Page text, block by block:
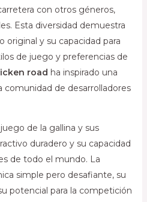
con otros géneros,
Esta diversidad demuestra
original y su capacidad para
de juego y preferencias de
road ha inspirado una
comunidad de desarrolladores
de la gallina y sus
duradero y su capacidad
de todo el mundo. La
simple pero desafiante, su
potencial para la competición